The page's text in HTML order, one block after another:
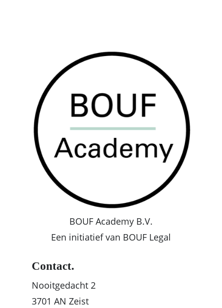
BOUF Academy B.V.
Een initiatief van BOUF Legal
Contact.
Nooitgedacht 2
3701 AN Zeist